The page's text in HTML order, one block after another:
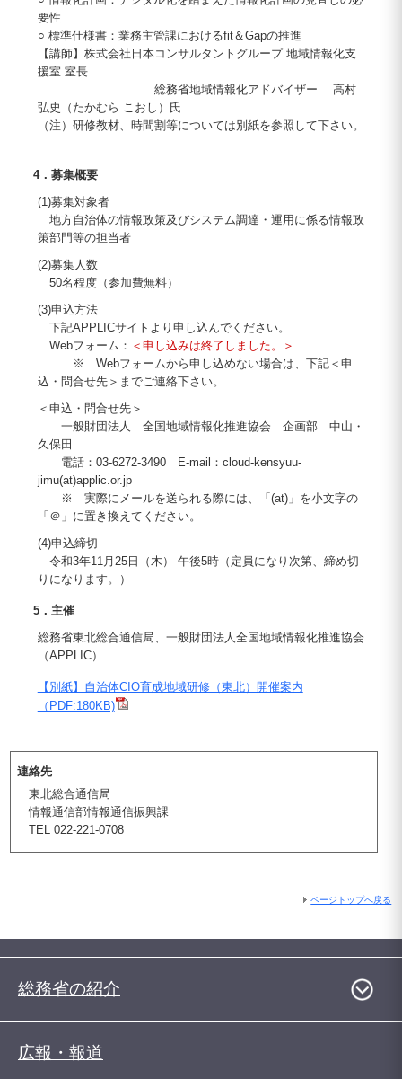
要性
○ 標準仕様書：業務主管課におけるfit＆Gapの推進
【講師】株式会社日本コンサルタントグループ 地域情報化支
援室 室長
総務省地域情報化アドバイザー 高村
弘史（たかむら こおし）氏
（注）研修教材、時間割等については別紙を参照して下さい。
4．募集概要
(1)募集対象者
地方自治体の情報政策及びシステム調達・運用に係る情報政
策部門等の担当者
(2)募集人数
50名程度（参加費無料）
(3)申込方法
下記APPLICサイトより申し込んでください。
Webフォーム： ＜申し込みは終了しました。＞
※ Webフォームから申し込めない場合は、下記＜申
込・問合せ先＞までご連絡下さい。
＜申込・問合せ先＞
一般財団法人 全国地域情報化推進協会 企画部 中山・
久保田
電話：03-6272-3490 E-mail：cloud-kensyuu-
jimu(at)applic.or.jp
※ 実際にメールを送られる際には、「(at)」を小文字の
「＠」に置き換えてください。
(4)申込締切
令和3年11月25日（木） 午後5時（定員になり次第、締め切
りになります。）
5．主催
総務省東北総合通信局、一般財団法人全国地域情報化推進協会
（APPLIC）
【別紙】自治体CIO育成地域研修（東北）開催案内
（PDF:180KB)
連絡先
東北総合通信局
情報通信部情報通信振興課
TEL 022-221-0708
ページトップへ戻る
総務省の紹介
広報・報道